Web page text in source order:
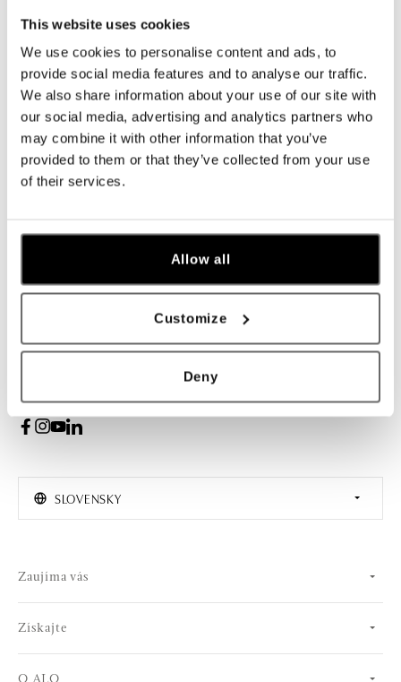
This website uses cookies
We use cookies to personalise content and ads, to
provide social media features and to analyse our traffic.
We also share information about your use of our site with
our social media, advertising and analytics partners who
may combine it with other information that you’ve
provided to them or that they’ve collected from your use
of their services.
Allow all
Customize
Deny
0 z 0 produktov
V katalógu nie sú žiadne produkty.
Prihláste sa na odber newslettera
trh.
Súhlasím s odberom newslettera
SLOVENSKY
Zaujíma vás
Získajte
O ALO